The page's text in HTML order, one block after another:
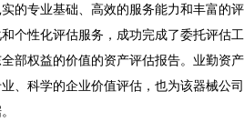
的专业基础、高效的服务能力和丰富的评
个性化评估服务，成功完成了委托评估工
部权益的价值的资产评估报告。业勤资产
、科学的企业价值评估，也为该器械公司